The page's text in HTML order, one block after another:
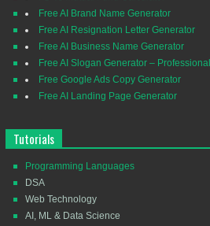
Free AI Brand Name Generator
Free AI Resignation Letter Generator
Free AI Business Name Generator
Free AI Slogan Generator –
Free Google Ads Copy Generator
Free AI Landing Page Generator
Tutorials
Programming Languages
DSA
Web Technology
AI, ML & Data Science